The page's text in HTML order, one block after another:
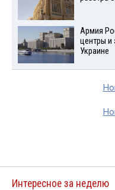
Армия
центры и
Украине
Интересное за неделю